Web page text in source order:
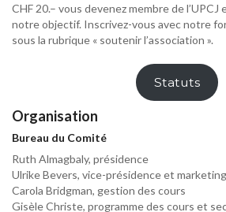
CHF 20.– vous devenez membre de
notre objectif. Inscrivez-vous avec notre
sous la rubrique « soutenir l’association ».
Statuts
Organisation
Bureau du Comité
Ruth Almagbaly, présidence
Ulrike Bevers, vice-présidence et marketing
Carola Bridgman, gestion des cours
Gisèle Christe, programme des cours et